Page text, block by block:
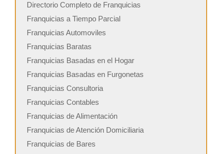
Directorio Completo de Franquicias
Franquicias a Tiempo Parcial
Franquicias Automoviles
Franquicias Baratas
Franquicias Basadas en el Hogar
Franquicias Basadas en Furgonetas
Franquicias Consultoria
Franquicias Contables
Franquicias de Alimentación
Franquicias de Atención Domiciliaria
Franquicias de Bares